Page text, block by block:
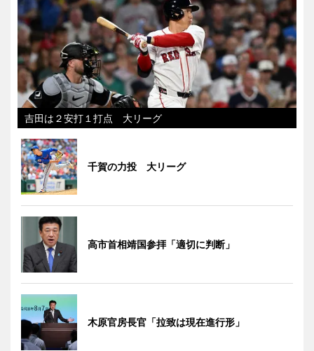
吉田は２安打１打点 大リーグ
千賀の力投 大リーグ
高市首相靖国参拝「適切に判断」
木原官房長官「拉致は現在進行形」